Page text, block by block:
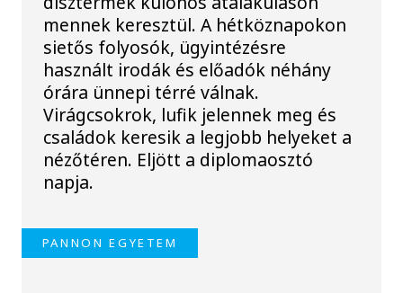
mennek keresztül. A hétköznapokon
sietős folyosók, ügyintézésre
használt irodák és előadók néhány
órára ünnepi térré válnak.
Virágcsokrok, lufik jelennek meg és
családok keresik a legjobb helyeket a
nézőtéren. Eljött a diplomaosztó
napja.
PANNON EGYETEM